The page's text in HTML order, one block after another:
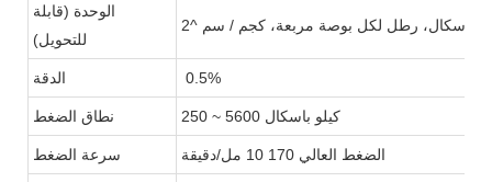
الوحدة (قابلة
للتحويل)
باسكال، رطل لكل بوصة مربعة، كجم / سم ^2
الدقة 0.5%
نطاق الضغط 250 ~ 5600 كيلو باسكال
سرعة الضغط الضغط العالي 170 10 مل/دقيقة